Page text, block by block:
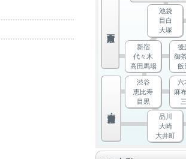
池袋
目白
大塚
新宿
代々木
高田馬場
後
御
飯
六
麻
渋谷
恵比寿
目黒
品川
大崎
大井町